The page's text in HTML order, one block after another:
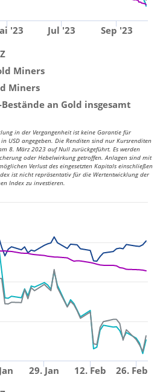
Miners
Miners
Bestände an Gold insgesamt
'23 Jul '23 Sep '23
in der Vergangenheit ist keine Garantie für
USD angegeben. Die Renditen sind nur Kursrenditen
8. März 2023 auf Null zurückgeführt. Es werden
oder Hebelwirkung getroffen. Anlagen sind mit
Verlust des eingesetzten Kapitals einschließen
ist nicht repräsentativ für die Wertentwicklung der
Index zu investieren.
29. Jan 12. Feb 26. Feb